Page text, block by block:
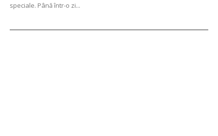
speciale. Până într-o zi...